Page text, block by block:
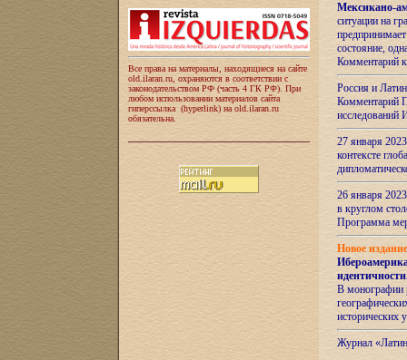
Все права на материалы, находящиеся на сайте
old.ilaran.ru, охраняются в соответствии с
законодательством РФ (часть 4 ГК РФ). При
любом использовании материалов сайта
гиперссылка (hyperlink) на old.ilaran.ru
обязательна.
Мексикано-
ситуации на
состояние,
Комментарий
Россия и
Комментарий
27 января
контексте
26 января
в круглом
Программа
Новое
идентичности
В монографии
исторических
Журнал